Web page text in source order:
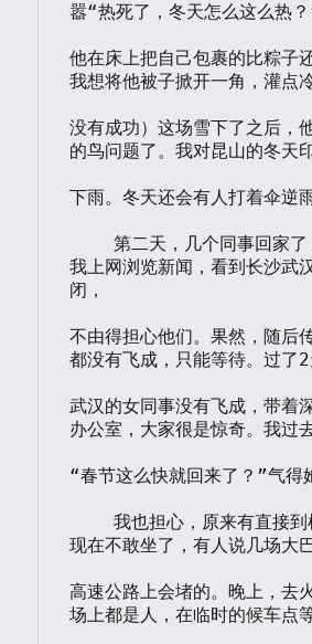
嚣“热死了，冬天怎么这么热
他在床上把自己包裹的比粽子
我想将他被子掀开一角，灌点
没有成功）这场雪下了之后，
的鸟问题了。我对昆山的冬天
下雨。冬天还会有人打着伞逆
    第二天，几个同事回家了，飞回去的。
我上网浏览新闻，看到长沙武
闭，
不由得担心他们。果然，随后
都没有飞成，只能等待。过了
武汉的女同事没有飞成，带着
办公室，大家很是惊奇。我过
“春节这么快就回来了？”气得
    我也担心，原来有直接到机场的大巴，
现在不敢坐了，有人说几场大
高速公路上会堵的。晚上，去
场上都是人，在临时的候车点